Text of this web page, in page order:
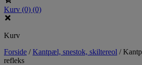
Kurv (0) (0)
Kurv
Forside /Kantpæl, snestok, skiltereol /
refleks